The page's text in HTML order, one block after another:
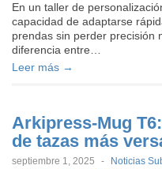
En un taller de
capacidad de adaptarse
prendas sin perder precisión
diferencia entre…
Leer más →
Arkipress-Mug
de tazas más
septiembre 1, 2025 - Noticias